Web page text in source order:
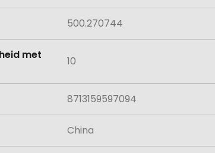
500.270744
met
10
8713159597094
China